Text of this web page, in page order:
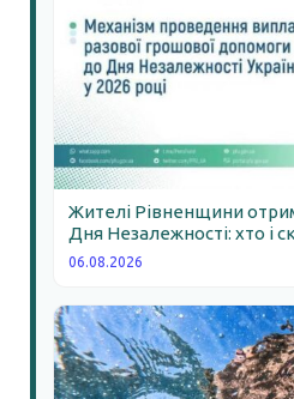
Жителі Рівненщини
Дня Незалежності: хто і
06.08.2026